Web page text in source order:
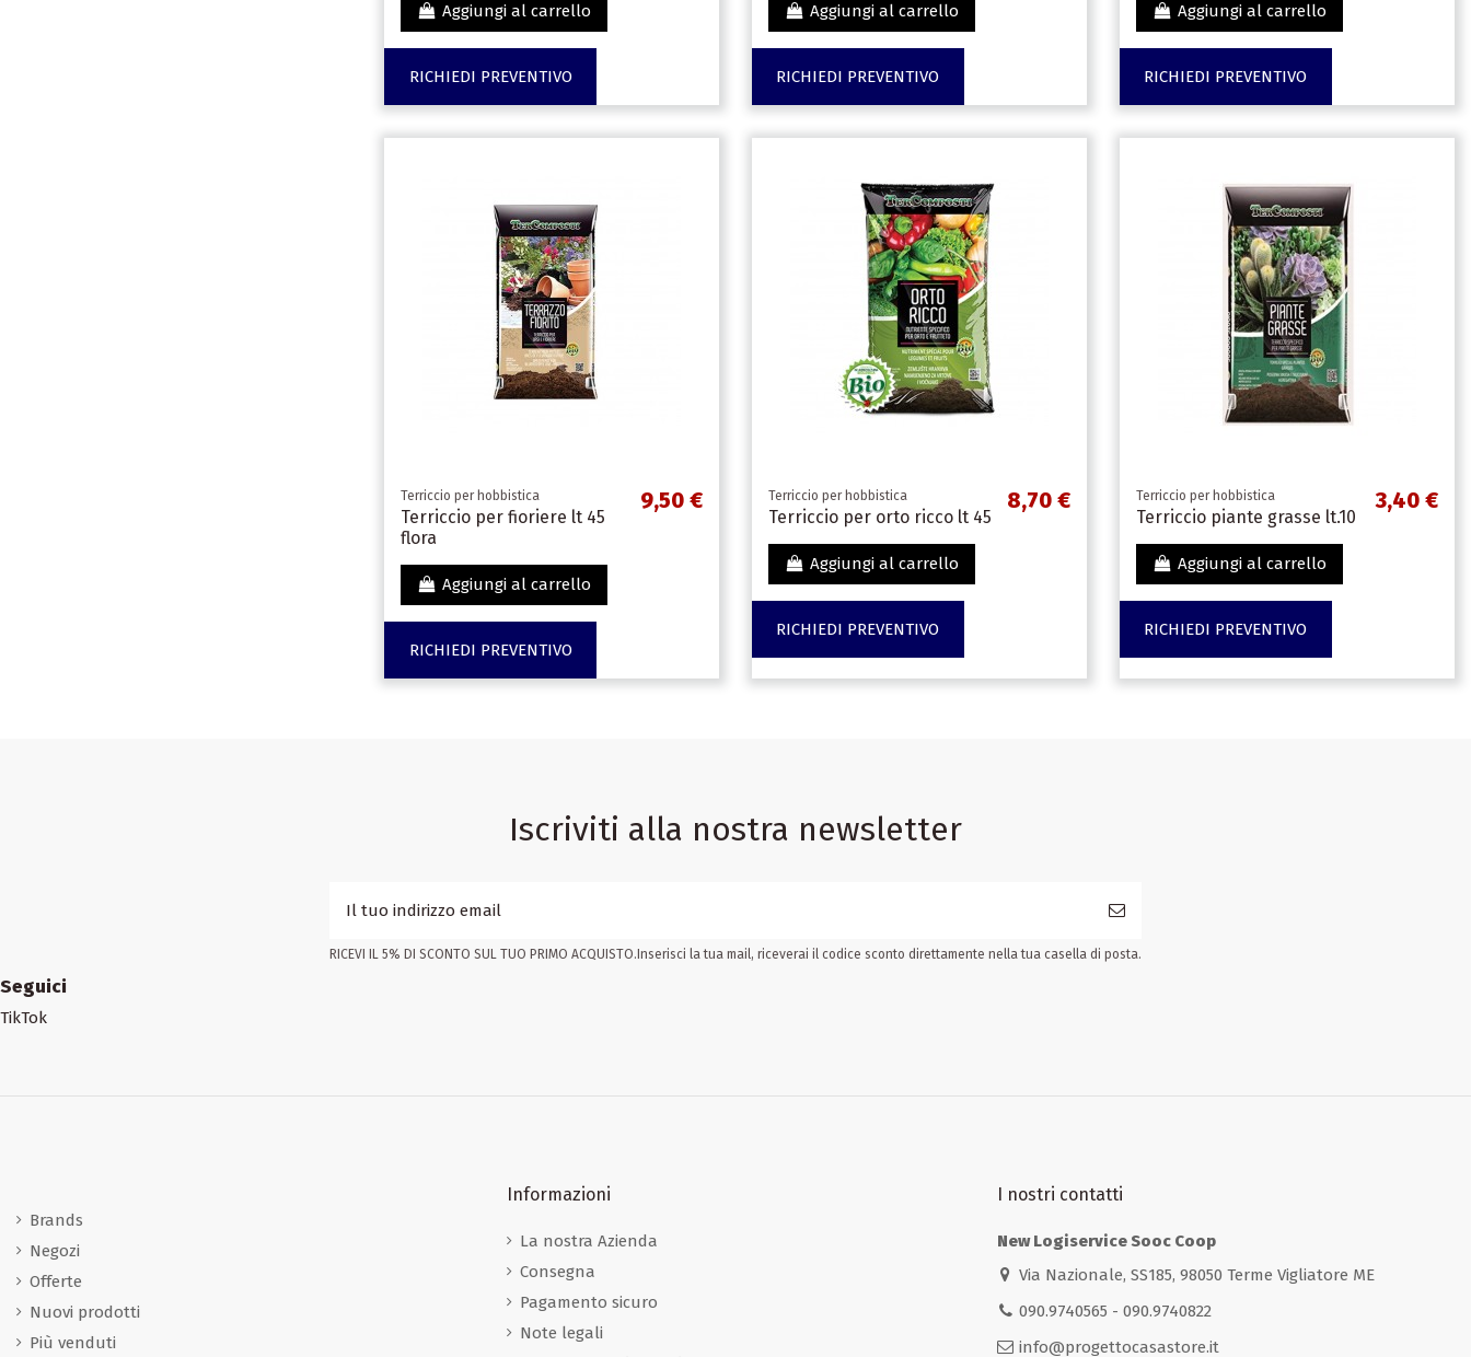
Aggiungi al carrello
RICHIEDI PREVENTIVO
Aggiungi al carrello
RICHIEDI PREVENTIVO
Aggiungi al carrello
RICHIEDI PREVENTIVO
Terriccio per hobbistica
Terriccio per fioriere lt 45
flora
9,50 €
Aggiungi al carrello
RICHIEDI PREVENTIVO
Terriccio per hobbistica
Terriccio per orto ricco lt 45
8,70 €
Aggiungi al carrello
RICHIEDI PREVENTIVO
Terriccio per hobbistica
Terriccio piante grasse lt.10
3,40 €
Aggiungi al carrello
RICHIEDI PREVENTIVO
Iscriviti alla nostra newsletter
RICEVI IL 5% DI SCONTO SUL TUO PRIMO ACQUISTO.Inserisci la tua mail, riceverai il codice sconto direttamente nella tua casella di posta.
Seguici
TikTok
Brands
Negozi
Offerte
Nuovi prodotti
Più venduti
Informazioni
La nostra Azienda
Consegna
Pagamento sicuro
Note legali
I nostri contatti
New Logiservice Sooc Coop
Via Nazionale, SS185, 98050 Terme Vigliatore ME
090.9740565 - 090.9740822
info@progettocasastore.it